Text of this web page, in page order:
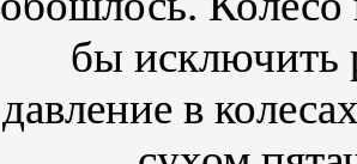
бы исключить
давление в